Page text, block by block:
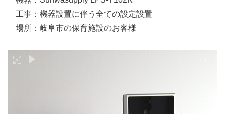
工事：機器設置に伴う全ての設定設置
場所：岐阜市の保育施設のお客様